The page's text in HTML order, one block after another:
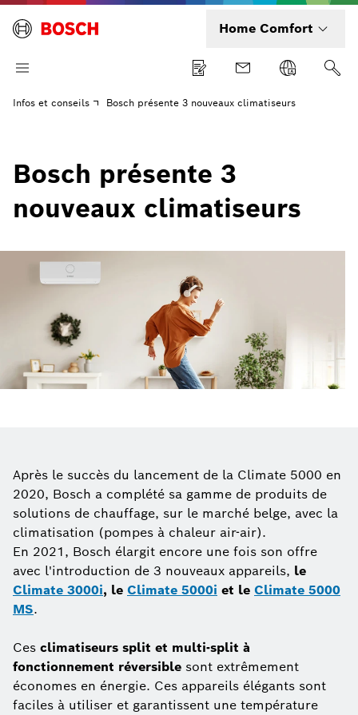
Home Comfort
Infos et conseils Bosch présente 3 nouveaux climatiseurs
Bosch présente 3
nouveaux climatiseurs
Après le succès du lancement de la Climate 5000 en
2020, Bosch a complété sa gamme de produits de
solutions de chauffage, sur le marché belge, avec la
climatisation (pompes à chaleur air-air).
En 2021, Bosch élargit encore une fois son offre
avec l'introduction de 3 nouveaux appareils, le
Climate 3000i, le Climate 5000i et le Climate 5000
MS.
Ces climatiseurs split et multi-split à
fonctionnement réversible sont extrêmement
économes en énergie. Ces appareils élégants sont
faciles à utiliser et garantissent une température